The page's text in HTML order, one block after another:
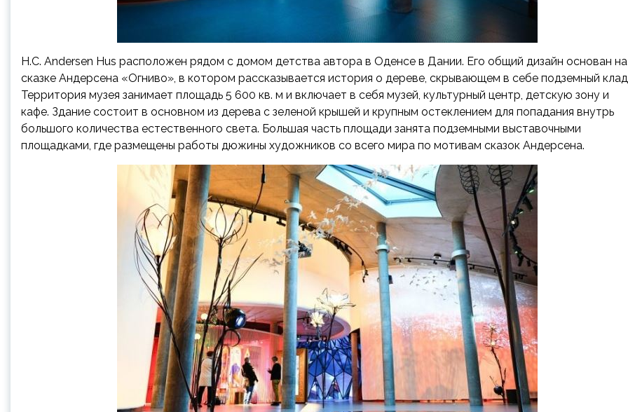
H.C. Andersen Hus расположен рядом с домом детства автора в Оденсе в Дании. Его общий дизайн основан на
сказке Андерсена «Огниво», в котором рассказывается история о дереве, скрывающем в себе подземный
Территория музея занимает площадь 5 600 кв. м и включает в себя музей, культурный центр, детскую зону и
кафе. Здание состоит в основном из дерева с зеленой крышей и крупным остеклением для попадания внутрь
большого количества естественного света. Большая часть площади занята подземными выставочными
площадками, где размещены работы дюжины художников со всего мира по мотивам сказок Андерсена.